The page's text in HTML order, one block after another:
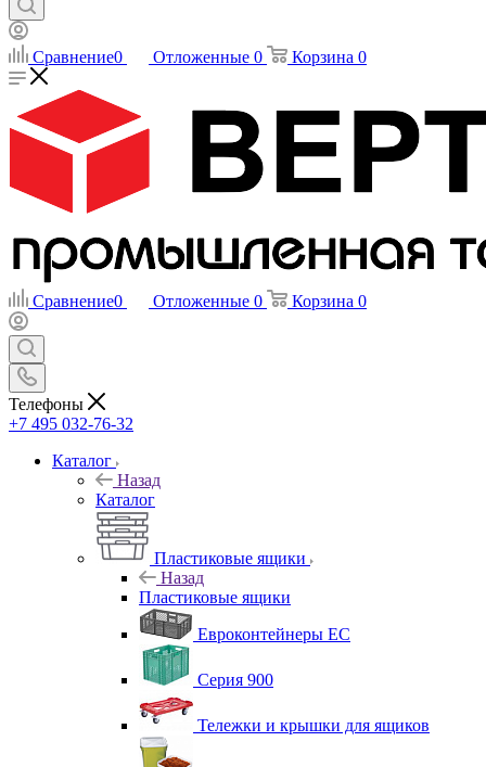
Сравнение0 Отложенные 0 Корзина 0
Сравнение0 Отложенные 0 Корзина 0
Телефоны
+7 495 032-76-32
Каталог
Назад
Каталог
Пластиковые ящики
Назад
Пластиковые ящики
Евроконтейнеры ЕС
Серия 900
Тележки и крышки для ящиков